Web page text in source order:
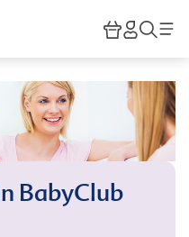
HiPP
BabyClub